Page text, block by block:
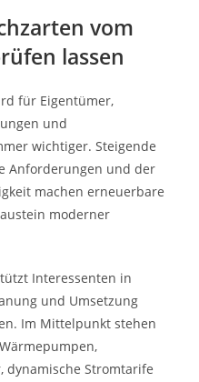
vom
lassen
für Eigentümer,
und
wichtiger. Steigende
Anforderungen und der
machen erneuerbare
moderner
Interessenten in
und Umsetzung
Im Mittelpunkt stehen
dynamische Stromtarife